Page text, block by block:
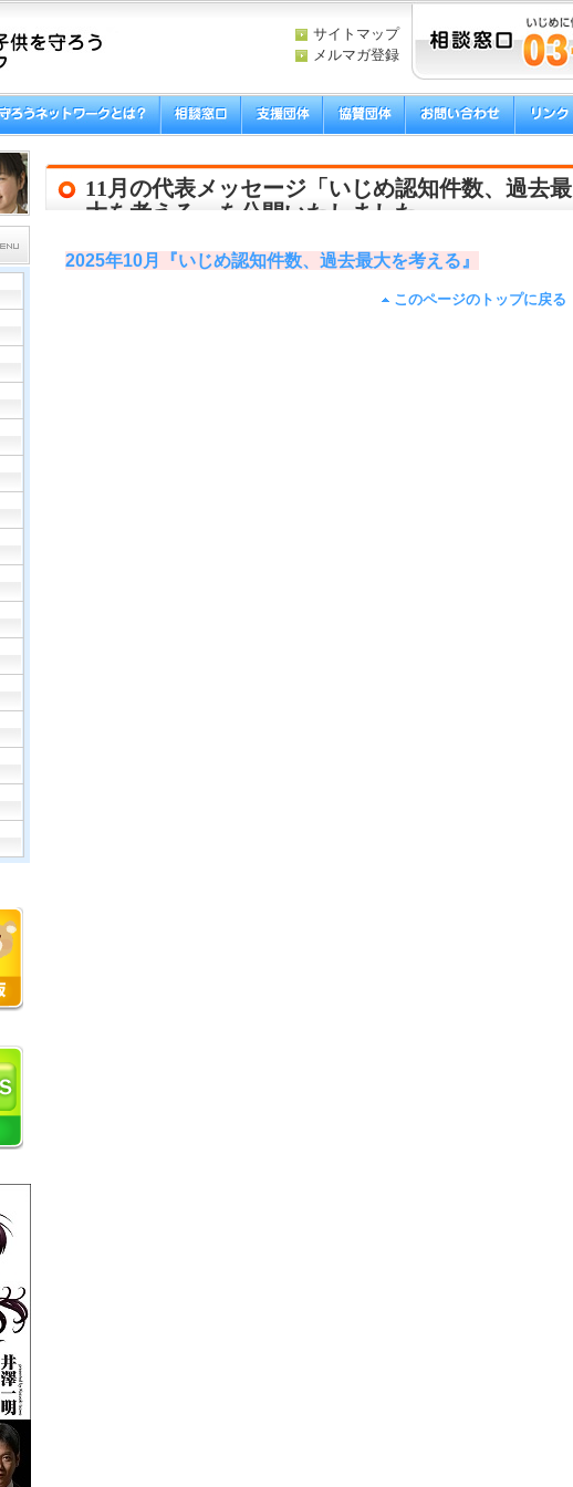
サイトマップ
メルマガ登録
11月の代表メッセージ「いじめ認知件数、過去最
大を考える』を公開いたしました。
2025年10月『いじめ認知件数、過去最大を考える』
このページのトップに戻る